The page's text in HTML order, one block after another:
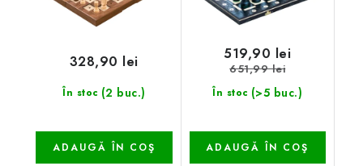
În stoc (2 buc.)
328,90 lei
ADAUGĂ ÎN COŞ
În stoc (>5 buc.)
519,90 lei
651,99 lei
ADAUGĂ ÎN COŞ